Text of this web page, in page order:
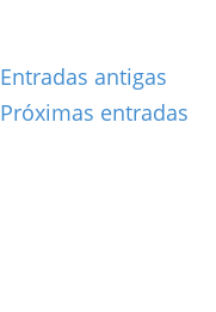
Entradas antigas
Próximas entradas